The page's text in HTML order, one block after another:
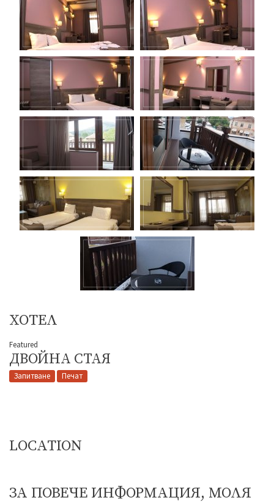
ХОТЕЛ
Featured
ДВОЙНА СТАЯ
Запитване Печат
LOCATION
ЗА ПОВЕЧЕ ИНФОРМАЦИЯ, МОЛЯ